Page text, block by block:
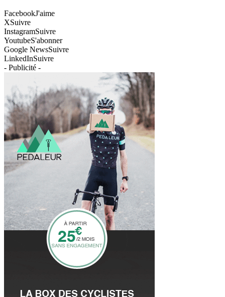
FacebookJ'aime
XSuivre
InstagramSuivre
YoutubeS'abonner
Google NewsSuivre
LinkedInSuivre
- Publicité -